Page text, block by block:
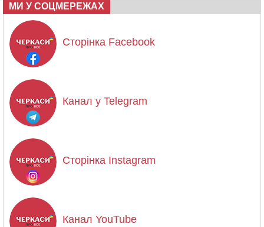
МИ У СОЦМЕРЕЖАХ
Сторінка Facebook
Канал у Telegram
Сторінка Instagram
Канал YouTube